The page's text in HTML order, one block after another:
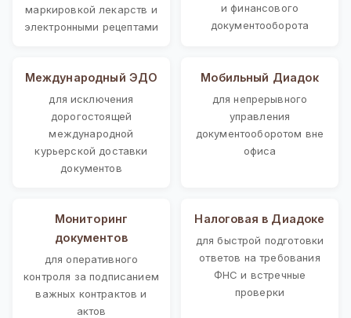
маркировкой лекарств и
электронными рецептами
и финансового
документооборота
Международный ЭДО
для исключения
дорогостоящей
международной
курьерской доставки
документов
Мобильный Диадок
для непрерывного
управления
документооборотом вне
офиса
Мониторинг
документов
для оперативного
контроля за подписанием
важных контрактов и
актов
Налоговая в Диадоке
для быстрой подготовки
ответов на требования
ФНС и встречные
проверки